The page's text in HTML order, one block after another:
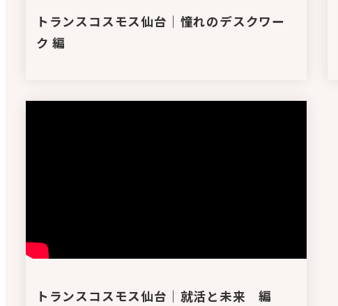
トランスコスモス仙台｜憧れのデスクワー
ク 編
トランスコスモス仙台｜就活と未来 編